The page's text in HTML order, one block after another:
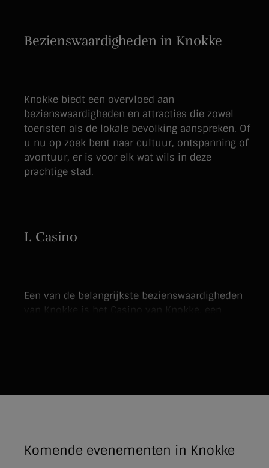
Bezienswaardigheden in Knokke
Knokke biedt een overvloed aan
bezienswaardigheden en attracties die zowel
toeristen als de lokale bevolking aanspreken. Of
u nu op zoek bent naar cultuur, ontspanning of
avontuur, er is voor elk wat wils in deze
prachtige stad.
I. Casino
Een van de belangrijkste bezienswaardigheden
van Knokke is het Casino van Knokke, een
concerten, evenementen en tentoonstellingen.
Komende evenementen in Knokke